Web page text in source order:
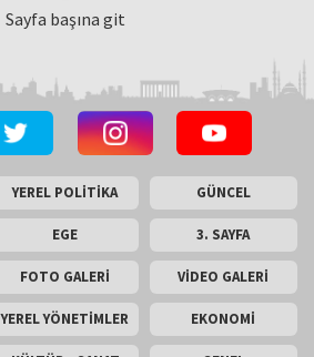
Sayfa başına git
YEREL POLİTİKA GÜNCEL
EGE 3. SAYFA
FOTO GALERİ VİDEO GALERİ
YEREL YÖNETİMLER EKONOMİ